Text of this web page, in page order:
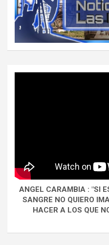
ANGEL CARAMBIA : "SI
SANGRE NO QUIERO
HACER A LOS QUE